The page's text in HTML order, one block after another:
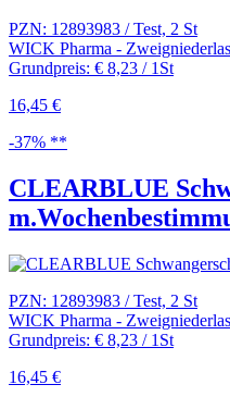
PZN: 12893983 / Test, 2 St
WICK Pharma -
Grundpreis: € 8,23 / 1St
16,45 €
-37% **
CLEARBLUE
PZN: 12893983 / Test, 2 St
WICK Pharma -
Grundpreis: € 8,23 / 1St
16,45 €